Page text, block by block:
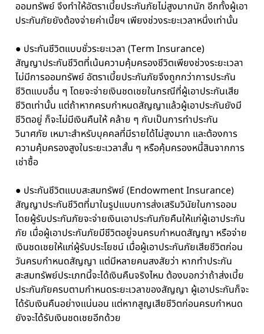
ออมทรัพย์ จึงทำให้อัตราเบี้ยประกันภัยไม่สูงมากนัก อีกทั้งผู้เอา
ประกันภัยยังต้องจ่ายค่าเบี้ยฯ เพียงช่วงระยะเวลาหนึ่งเท่านั้น
● ประกันชีวิตแบบชั่วระยะเวลา (Term Insurance)
สัญญาประกันชีวิตที่เน้นความคุ้มครองชีวิตเพียงช่วงระยะเวลา
ไม่มีการออมทรัพย์ อัตราเบี้ยประกันภัยจึงถูกกว่าการประกัน
ชีวิตแบบอื่น ๆ โดยจะจ่ายเงินชดเชยในกรณีที่ผู้เอาประกันเสีย
ชีวิตเท่านั้น แต่ถ้าหากครบกำหนดสัญญาแล้วผู้เอาประกันยังมี
ชีวิตอยู่ ก็จะไม่มีเงินคืนให้ คล้าย ๆ กับเป็นการทำประกัน
วินาศภัย เหมาะสำหรับบุคคลที่มีรายได้ไม่สูงมาก และต้องการ
ความคุ้มครองสูงในระยะเวลาสั้น ๆ หรือคุ้มครองหนี้สินจากการ
เช่าซื้อ
● ประกันชีวิตแบบสะสมทรัพย์ (Endowment Insurance)
สัญญาประกันชีวิตที่มาในรูปแบบการส่งเสริมวินัยในการออม
โดยผู้รับประกันภัยจะจ่ายเงินเอาประกันภัยคืนให้แก่ผู้เอาประกัน
ภัย เมื่อผู้เอาประกันภัยมีชีวิตอยู่จนครบกำหนดสัญญา หรือจ่าย
เงินชดเชยให้แก่ผู้รับประโยชน์ เมื่อผู้เอาประกันภัยเสียชีวิตก่อน
วันครบกำหนดสัญญา แต่มีหลายคนสงสัยว่า หากทำประกัน
สะสมทรัพย์ประเภทนี้จะได้เงินคืนจริงไหม ต้องบอกว่าถ้าส่งเบี้ย
ประกันภัยครบตามกำหนดระยะเวลาของสัญญา ผู้เอาประกันก็จะ
ได้รับเงินคืนอย่างแน่นอน แต่หากสูญเสียชีวิตก่อนครบกำหนด
ยังจะได้รับเงินชดเชยอีกด้วย